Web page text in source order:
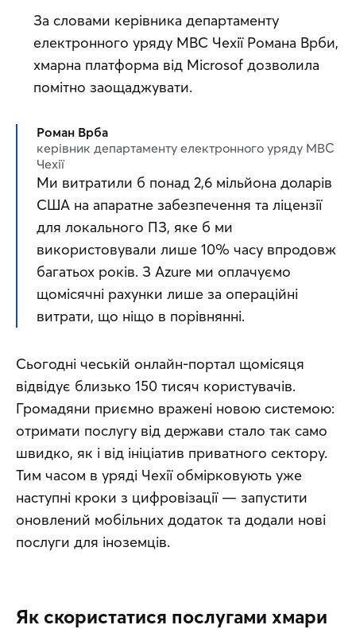
За словами керівника департаменту
електронного уряду МВС Чехії Романа Врби,
хмарна платформа від Microsof дозволила
помітно заощаджувати.
Роман Врба
керівник департаменту електронного уряду МВС
Чехії
Ми витратили б понад 2,6 мільйона доларів
США на апаратне забезпечення та ліцензії
для локального ПЗ, яке б ми
використовували лише 10% часу впродовж
багатьох років. З Azure ми оплачуємо
щомісячні рахунки лише за операційні
витрати, що ніщо в порівнянні.
Сьогодні чеській онлайн-портал щомісяця
відвідує близько 150 тисяч користувачів.
Громадяни приємно вражені новою системою:
отримати послугу від держави стало так само
швидко, як і від ініціатив приватного сектору.
Тим часом в уряді Чехії обмірковують уже
наступні кроки з цифровізації — запустити
оновлений мобільних додаток та додали нові
послуги для іноземців.
Як скористатися послугами хмари